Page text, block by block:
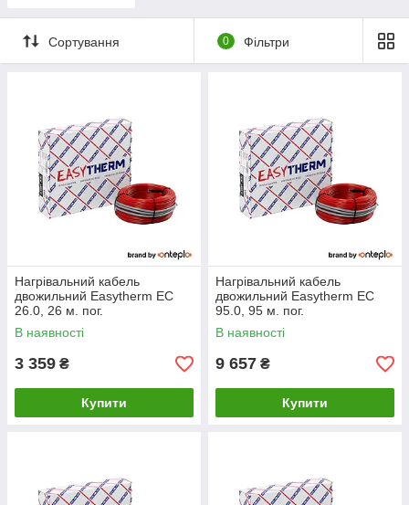
Сортування 0 Фільтри
Нагрівальний кабель
двожильний Easytherm EC
26.0, 26 м. пог.
В наявності
3 359 ₴
Купити
Нагрівальний кабель
двожильний Easytherm EC
95.0, 95 м. пог.
В наявності
9 657 ₴
Купити